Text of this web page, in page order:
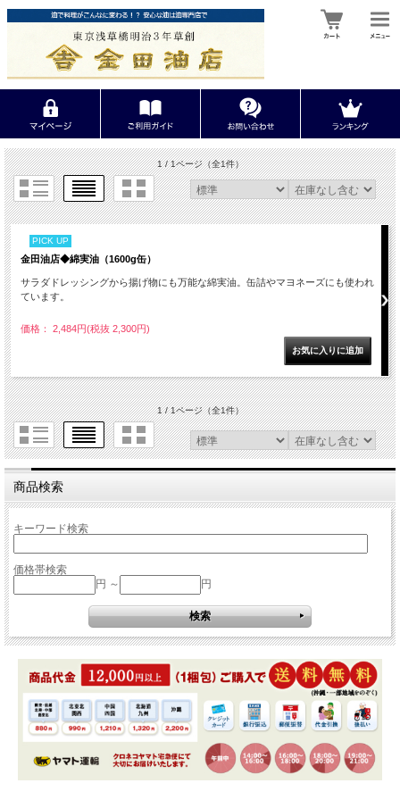
1 / 1ページ（全1件）
PICK UP
金田油店◆綿実油（1600g缶）
サラダドレッシングから揚げ物にも万能な綿実油。缶詰やマヨネーズにも使われ
ています。
価格： 2,484円(税抜 2,300円)
1 / 1ページ（全1件）
商品検索
キーワード検索
価格帯検索
円 ～
円